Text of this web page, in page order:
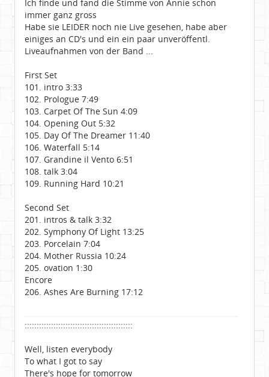
Ich finde und fand die Stimme von Annie schon
immer ganz gross
Habe sie LEIDER noch nie Live gesehen, habe aber
einiges an CD's und ein ein paar unveröffentl.
Liveaufnahmen von der Band ...
First Set
101. intro 3:33
102. Prologue 7:49
103. Carpet Of The Sun 4:09
104. Opening Out 5:32
105. Day Of The Dreamer 11:40
106. Waterfall 5:14
107. Grandine il Vento 6:51
108. talk 3:04
109. Running Hard 10:21
Second Set
201. intros & talk 3:32
202. Symphony Of Light 13:25
203. Porcelain 7:04
204. Mother Russia 10:24
205. ovation 1:30
Encore
206. Ashes Are Burning 17:12
:::::::::::::::::::::::::::::::::::::::::::::
Well, listen everybody
To what I got to say
There's hope for tomorrow